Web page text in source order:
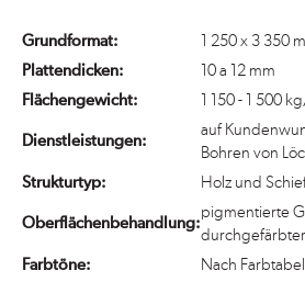
Grundformat:
1 250 x 3 350
Plattendicken:
10 a 12 mm
Flächengewicht:
1 150 - 1 500
Dienstleistungen:
auf
Bohren von
Strukturtyp:
Holz und
Oberflächenbehandlung:
pigmentierte
durchgefärbter
Farbtöne:
Nach